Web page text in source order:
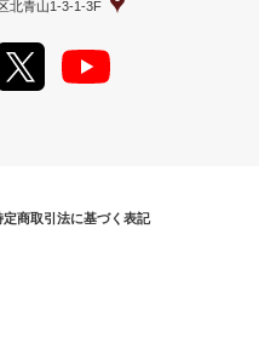
北青山1-3-1-3F
定商取引法に基づく表記